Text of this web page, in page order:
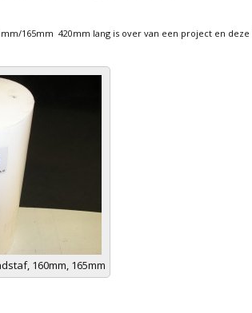
165mm 420mm lang is over van een project en
160mm, 165mm